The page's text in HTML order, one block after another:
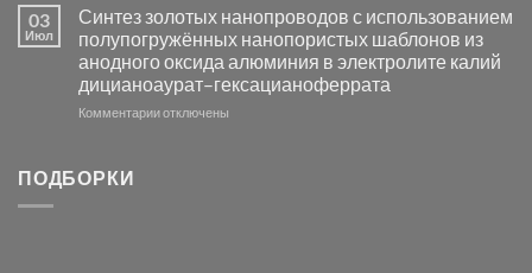
в
видимом
свете
с
помощью
модификации
серебра
с
электродов
серебра
и
03
Июл
Синтез золотых нанопроводов с использованием
полупогружённых нанопористых шаблонов из
анодного оксида алюминия в электролите калий
дицианоаурат–гексацианоферрата
Комментариикотключены
ПОДБОРКИ